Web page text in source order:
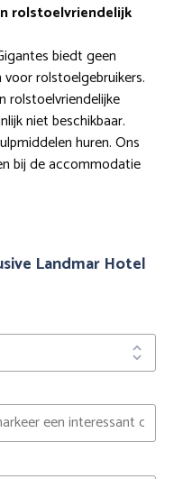
rolstoelvriendelijk
biedt geen
rolstoelgebruikers.
rolstoelvriendelijke
niet beschikbaar.
huren. Ons
bij de accommodatie
Landmar Hotel